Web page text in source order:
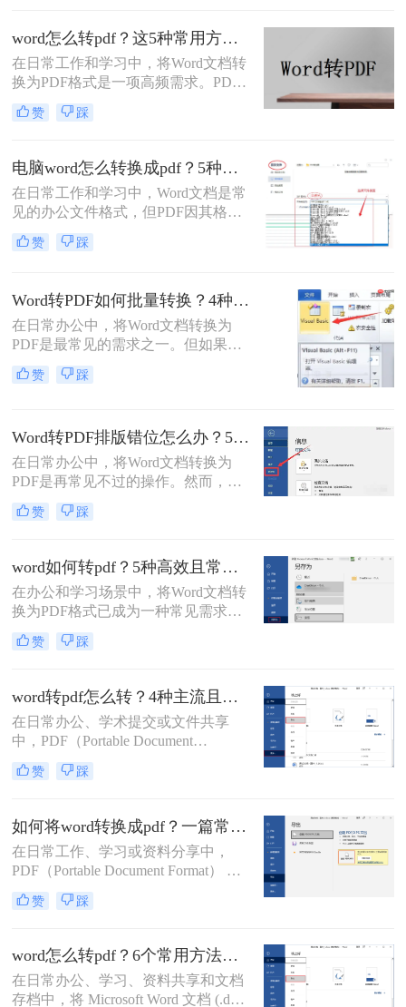
工具，将其内容完美转换为PDF，是
几乎每个人都会遇到的需求。那么电
脑上word怎么转pdf呢？
word怎么转pdf？这5种常用方法了解一下！
在日常工作和学习中，将Word文档转
换为PDF格式是一项高频需求。PDF
格式以其格式固定、兼容性强的特
点，成为文件共享和打印的首选。那
Word转PDF的常用方法，帮助您高效
完成转换任务。
赞 踩
电脑word怎么转换成pdf？5种详细方法全解析！
在日常工作和学习中，Word文档是常
见的办公文件格式，但PDF因其格式
固定、兼容性好、安全性高等特点，
成为跨平台共享和打印的首选。那么
为PDF的方法，帮助您根据需求选择
最合适的方案。
赞 踩
Word转PDF如何批量转换？4种高效方法详解！
在日常办公中，将Word文档转换为
PDF是最常见的需求之一。但如果你
手头有几十个甚至上百个Word文件需
要逐一转换，手动操作无疑会消耗大
高效方法，涵盖办公软件自带功能、
专业转换工具、在线服务以及编程脚
本。每个方法都包含完整操作步骤、
实际需求选择最合适的方案。
赞 踩
Word转PDF排版错位怎么办？5种有效方法彻底解决排版错位问题！
在日常办公中，将Word文档转换为
PDF是再常见不过的操作。然而，很
多用户都遇到过这样的困扰：明明在
Word里排版整齐的文档，转成PDF后
偏、页码丢失等问题。尤其是在提交
重要报告、学术论文或投标文件时，
排版错位不仅影响美观，更可能让专
业形象大打折扣。那么word转pdf排版
错位怎么办？本文结合多年办公实战
经验，整理出5种经过验证的有效方
赞 踩
word如何转pdf？5种高效且常用方法详解！
在办公和学习场景中，将Word文档转
换为PDF格式已成为一种常见需求。
PDF格式因其兼容性强、排版稳定、
安全性高等特点，能够有效避免因设
错乱问题。那么word如何转pdf呢？本
文将详细介绍5种高效且常用的Word
转PDF方法，帮助用户根据实际需求
选择最合适的方式。
赞 踩
word转pdf怎么转？4种主流且高效方法详解！
在日常办公、学术提交或文件共享
中，PDF（Portable Document
Format，便携式文档格式）因其卓越
的跨平台一致性、不易编辑的特性和
首选。而Microsoft Word则是我们创作
和编辑文档最常用的工具。因此，掌
握如何将Word文档完美地转换为
PDF，是每个现代办公人士和学生的
必备技能。
赞 踩
如何将word转换成pdf？一篇常用方法详解！
在日常工作、学习或资料分享中，
PDF（Portable Document Format） 因
其格式固定、兼容性强、易于打印和
加密等优点，成为文件传输和存档的
或 .doc） 则是我们编辑文档的主要工
具。将 Word 转换成 PDF 是一项非常
高频且实用的操作。那么如何将word
转换成pdf呢？本文将详细介绍几种主
赞 踩
word怎么转pdf？6个常用方法详解！
在日常办公、学习、资料共享和文档
存档中，将 Microsoft Word 文档 (.doc,